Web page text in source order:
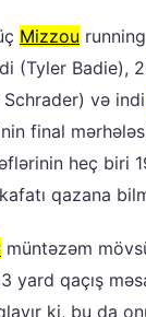
Mizzou
(Tyler Badie),
və indi
final
heç biri
qazana
müntəzəm
yard qaçış
ki, bu da